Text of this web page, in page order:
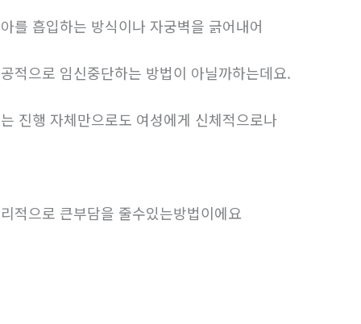
를 흡입하는 방식이나 자궁벽을 긁어내어
적으로 임신중단하는 방법이 아닐까하는데요.
진행 자체만으로도 여성에게 신체적으로나
적으로 큰부담을 줄수있는방법이에요